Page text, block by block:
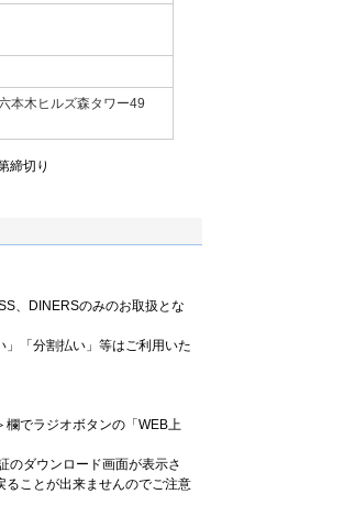
本木ヒルズ森タワー49
締切り
、DINERSのみのお取扱とな
「分割払い」等はご利用いた
でラジオボタンの「WEB上
のダウンロード画面が表示さ
ることが出来ませんのでご注意